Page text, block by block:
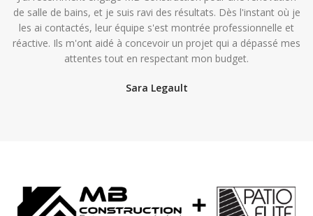
de salle de bains, et je suis ravi des résultats. Dès l'instant où je
les ai contactés, leur équipe s'est montrée professionnelle et
réactive. Ils m'ont aidé à concevoir un projet qui a dépassé mes
attentes tout en respectant mon budget.
Sara Legault